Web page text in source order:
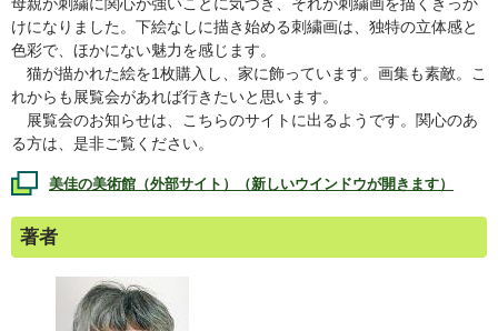
けになりました。下絵なしに描き始める刺繍画は、独特の立体感と
色彩で、ほかにない魅力を感じます。
猫が描かれた絵を1枚購入し、家に飾っています。画集も素敵。こ
れからも展覧会があれば行きたいと思います。
展覧会のお知らせは、こちらのサイトに出るようです。関心のあ
る方は、是非ご覧ください。
美佳の美術館（外部サイト）（新しいウインドウが開きます）
著者